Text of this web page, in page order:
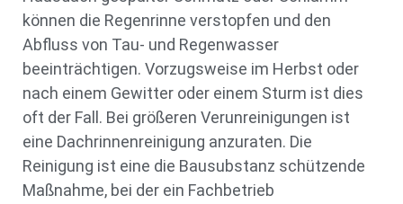
können die Regenrinne verstopfen und den
Abfluss von Tau- und Regenwasser
beeinträchtigen. Vorzugsweise im Herbst oder
nach einem Gewitter oder einem Sturm ist dies
oft der Fall. Bei größeren Verunreinigungen ist
eine Dachrinnenreinigung anzuraten. Die
Reinigung ist eine die Bausubstanz schützende
Maßnahme, bei der ein Fachbetrieb